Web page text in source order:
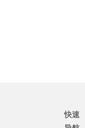
快速